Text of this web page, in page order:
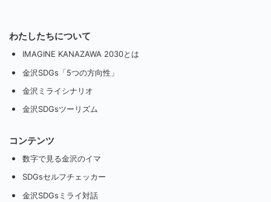
わたしたちについて
IMAGINE KANAZAWA 2030とは
金沢SDGs「5つの方向性」
金沢ミライシナリオ
金沢SDGsツーリズム
コンテンツ
数字で見る金沢のイマ
SDGsセルフチェッカー
金沢SDGsミライ対話